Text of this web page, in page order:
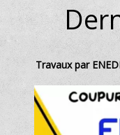
Travaux par